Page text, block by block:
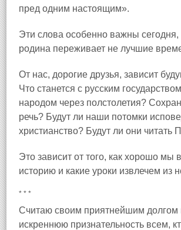
пред одним настоящим».
Эти слова особенно важны сегодня,
родина переживает не лучшие
От нас, дорогие друзья, зависит
Что станется с русским
народом через полстолетия?
речь? Будут ли наши потомки
христианство? Будут ли они читать
Это зависит от того, как хорошо мы
историю и какие уроки извлечем из
* * *
Считаю своим приятнейшим долгом
искреннюю признательность всем,